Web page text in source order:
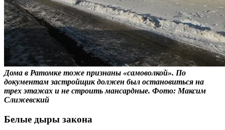
Дома в Ратомке тоже признаны «самоволкой». По
документам застройщик должен был остановиться на
трех этажах и не строить мансардные. Фото: Максим
Слижевский
Белые дыры закона